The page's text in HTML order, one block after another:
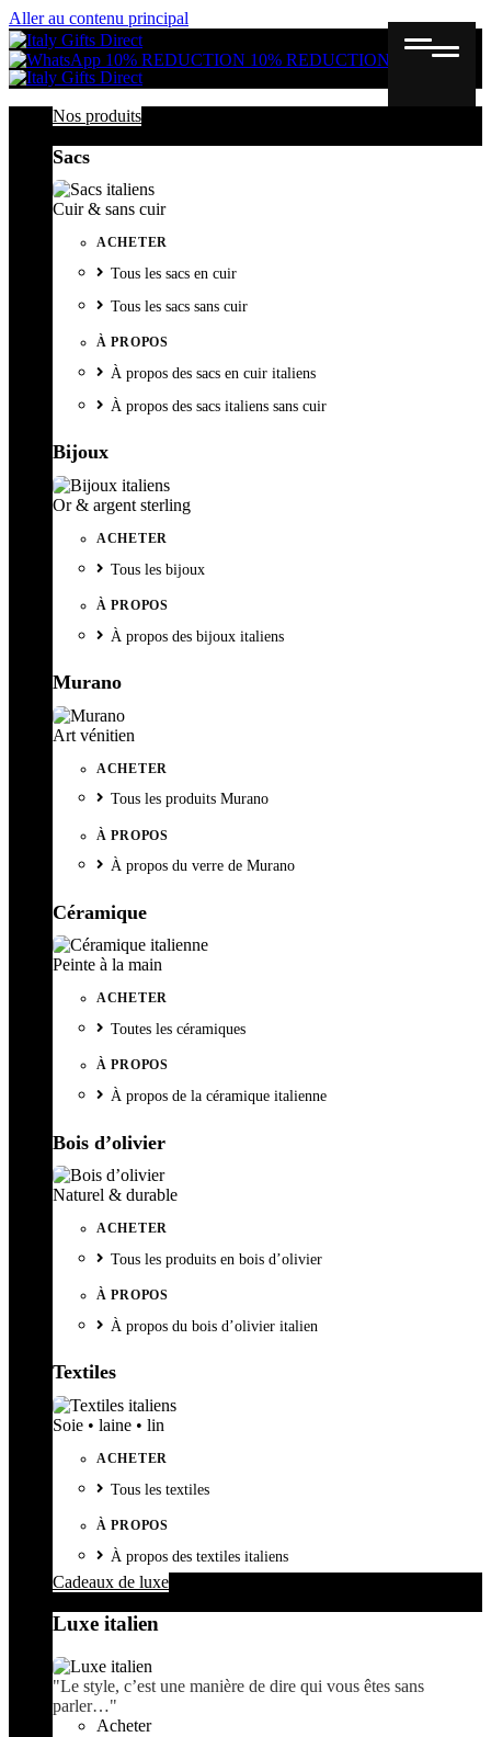
Aller au contenu principal
10% REDUCTION 10% REDUCTION
Nos produits
Sacs
Cuir & sans cuir
ACHETER
Tous les sacs en cuir
Tous les sacs sans cuir
À PROPOS
À propos des sacs en cuir italiens
À propos des sacs italiens sans cuir
Bijoux
Or & argent sterling
ACHETER
Tous les bijoux
À PROPOS
À propos des bijoux italiens
Murano
Art vénitien
ACHETER
Tous les produits Murano
À PROPOS
À propos du verre de Murano
Céramique
Peinte à la main
ACHETER
Toutes les céramiques
À PROPOS
À propos de la céramique italienne
Bois d’olivier
Naturel & durable
ACHETER
Tous les produits en bois d’olivier
À PROPOS
À propos du bois d’olivier italien
Textiles
Soie • laine • lin
ACHETER
Tous les textiles
À PROPOS
À propos des textiles italiens
Cadeaux de luxe
Luxe italien
"Le style, c’est une manière de dire qui vous êtes sans
parler…"
Acheter